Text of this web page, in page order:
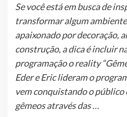
Se você está em busca de
transformar algum ambiente
apaixonado por decoração,
construção, a dica é incluir
programação o reality
Eder e Eric lideram o
vem conquistando o público
gêmeos através das …